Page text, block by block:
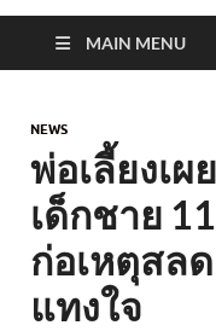
MAIN MENU
NEWS
พ่อเลี้ยงเผ
เด็กชาย
ก่อเหตุสล
แทงใจ